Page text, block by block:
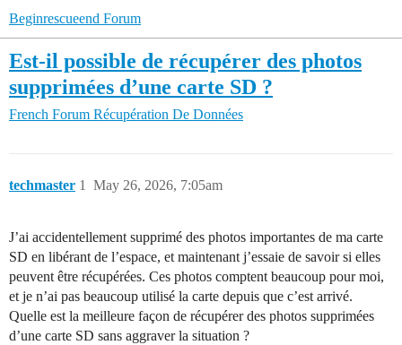
Beginrescueend Forum
Est-il possible de récupérer des photos
supprimées d’une carte SD ?
French Forum Récupération De Données
techmaster May 26, 2026, 7:05am
1
J’ai accidentellement supprimé des photos importantes de ma carte
SD en libérant de l’espace, et maintenant j’essaie de savoir si elles
peuvent être récupérées. Ces photos comptent beaucoup pour moi,
et je n’ai pas beaucoup utilisé la carte depuis que c’est arrivé.
Quelle est la meilleure façon de récupérer des photos supprimées
d’une carte SD sans aggraver la situation ?